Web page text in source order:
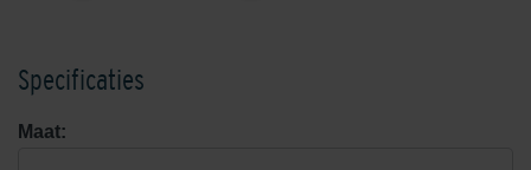
Specificaties
Maat: